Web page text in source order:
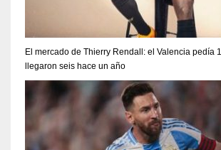
El mercado de Thierry Rendall: el Valencia pedía
llegaron seis hace un año